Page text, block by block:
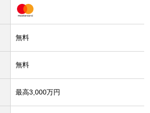
無料
無料
最高3,000万円